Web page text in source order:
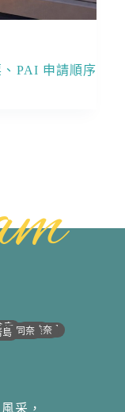
PAI 申請順序
安
• 歸仁
•芽莊｜潘郎
潘切｜美奈
同奈
島
采，